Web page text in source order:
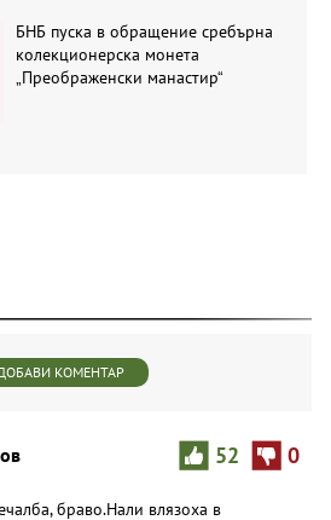
БНБ пуска в обращение сребърна
колекционерска монета
„Преображенски манастир“
КОМЕНТАР
52 0
браво.Нали влязоха в